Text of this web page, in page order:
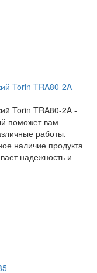
Torin TRA80-2A
Torin TRA80-2A -
поможет вам
работы.
наличие продукта
надежность и